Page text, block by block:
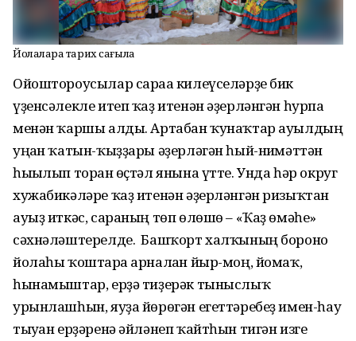
Йолаларҙа тарих сағыла
Ойоштороусылар сараға килеүселәрҙе бик
үҙенсәлекле итеп ҡаҙ итенән әҙерләнгән һурпа
менән ҡаршы алды. Артабан ҡунаҡтар ауылдың
уңған ҡатын-ҡыҙҙары әҙерләгән һый-ниғмәттән
һығылып торған өҫтәл янына үтте. Унда һәр округ
хужабикәләре ҡаҙ итенән әҙерләнгән ризыҡтан
ауыҙ иткәс, сараның төп өлөшө – «Ҡаҙ өмәһе»
сәхнәләштерелде. Башҡорт халҡының боронғо
йолаһы ҡоштарға арналған йыр-моң, йомаҡ,
һынамыштар, ерҙә тиҙерәк тыныслыҡ
урынлашһын, яуҙа йөрөгән егеттәребеҙ имен-һау
тыуған ерҙәренә әйләнеп ҡайтһын тигән изге